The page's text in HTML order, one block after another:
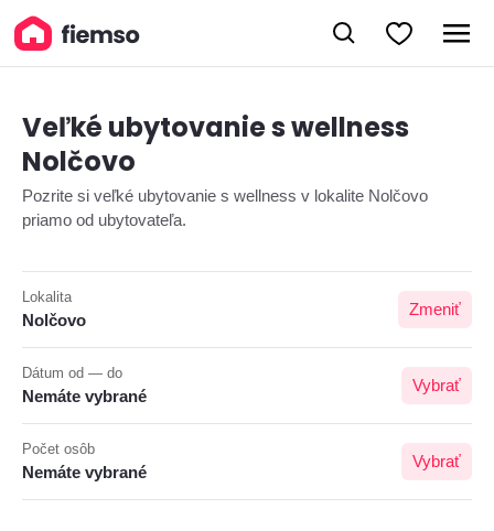
Veľké ubytovanie s wellness
Nolčovo
Pozrite si veľké ubytovanie s wellness v lokalite Nolčovo
priamo od ubytovateľa.
Lokalita
Nolčovo
Zmeniť
Dátum od — do
Nemáte vybrané
Vybrať
Počet osôb
Nemáte vybrané
Vybrať